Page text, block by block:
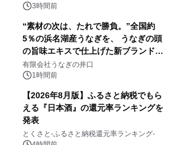
3時間前
“素材の次は、たれで勝負。”全国約
5％の浜名湖産うなぎを、 うなぎの頭
の旨味エキスで仕上げた新ブランド
「井口の誉」誕生
有限会社うなぎの井口
1時間前
【2026年8月版】ふるさと納税でもら
える『日本酒』の還元率ランキングを
発表
とくさと-ふるさと納税還元率ランキング-